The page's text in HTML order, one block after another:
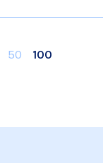
50 100